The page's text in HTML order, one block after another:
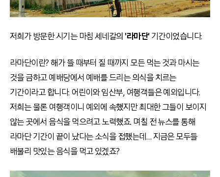
저희가 방문한 시기는 마침 세네갈의 '라마단' 기간이었습니다.
라마단이란? 해가 뜰 때부터 질 때까지 모든 먹는 것과 마시는
것을 금하고 예배당에서 예배를 드리는 의식을 치르는
기간이라고 합니다. 어린이와 임산부, 여행객들은 예외입니다.
저희는 물론 여행객이니 예외에 속했지만 최대한 그들이 보이지
않는 곳에서 음식을 먹으려고 노력했죠. 며칠 전 뉴스를 통해
라마단 기간이 끝이 났다는 소식을 접했는데… 지금은 모두들
배불리 맛있는 음식을 먹고 있겠죠?